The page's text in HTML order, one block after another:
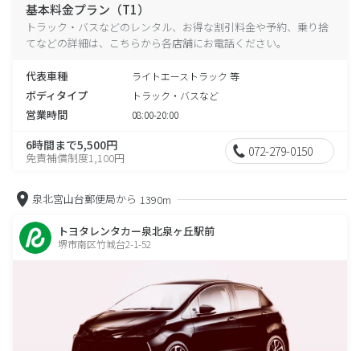
基本料金プラン（T1）
トラック・バスなどのレンタル、お得な割引料金や予約、乗り捨
てなどの詳細は、こちらから各店舗にお電話ください。
代表車種 ライトエーストラック 等
ボディタイプ トラック・バスなど
営業時間 08:00-20:00
6時間まで5,500円
免責補償制度1,100円 072-279-0150
泉北宮山台郵便局から 1390m
トヨタレンタカー泉北泉ヶ丘駅前
堺市南区竹城台2-1-52